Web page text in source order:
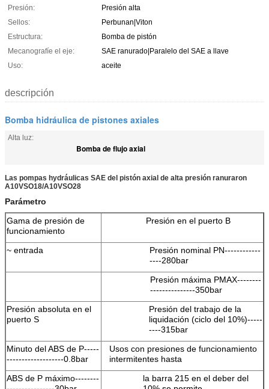
Presión:
Presión alta
Sellos:
Perbunan|Viton
Estructura:
Bomba de pistón
Mecanografíe el eje:
SAE ranurado|Paralelo del SAE a llave
Uso:
aceite
descripción
Bomba hidráulica de pistones axiales
Alta luz:
Bomba de flujo axial
Las pompas hydráulicas SAE del pistón axial de alta presión ranuraron
A10VSO18/A10VSO28
Parámetro
Gama de presión de
funcionamiento
Presión en el puerto B
~ entrada
Presión nominal PN------------
----280bar
Presión máxima PMAX--------
---------------350bar
Presión absoluta en el
puerto S
Presión del trabajo de la
liquidación (ciclo del 10%)-----
----315bar
Minuto del ABS de P-----
-------------------0.8bar
Usos con presiones de funcionamiento
intermitentes hasta
ABS de P máximo--------
la barra 215 en el deber del